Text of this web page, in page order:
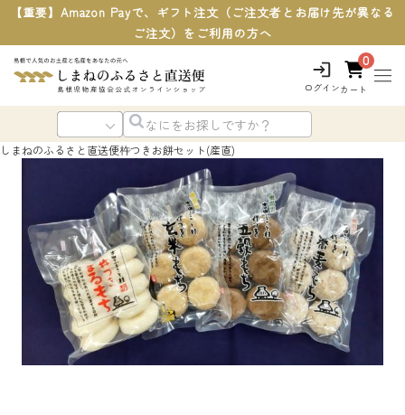
【重要】Amazon Payで、ギフト注文（ご注文者とお届け先が異なる
ご注文）をご利用の方へ
ログイン
0
カート
しまねのふるさと直送便杵つきお餅セット(産直)